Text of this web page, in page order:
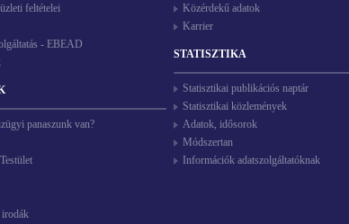
feltételei
- EBEAD
panaszunk van?
irodák
Közérdekű adatok
Karrier
STATISZTIKA
Statisztikai publikációs naptár
Statisztikai közlemények
Adatok, idősorok
Módszertan
Információk adatszolgáltatóknak